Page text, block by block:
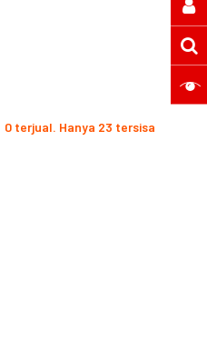
0 terjual. Hanya 23 tersisa